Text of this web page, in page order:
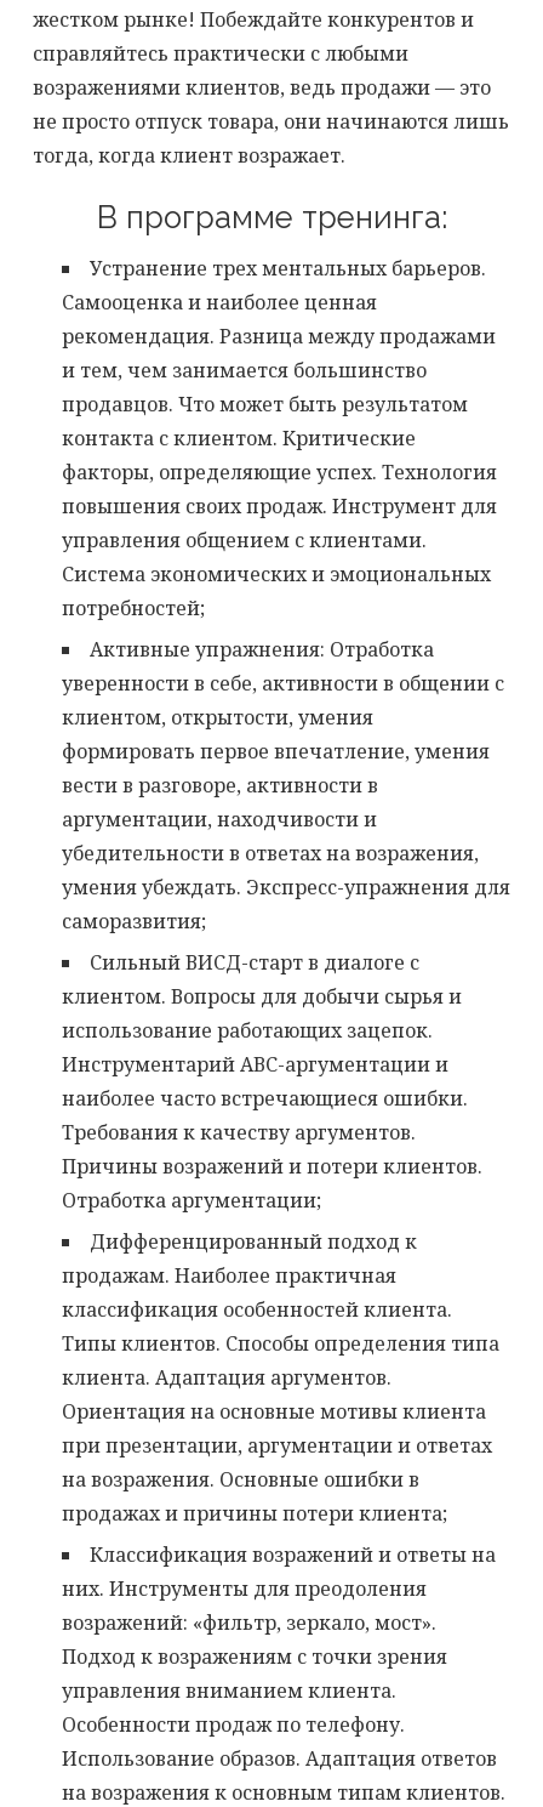
жестком рынке! Побеждайте конкурентов и
справляйтесь практически с любыми
возражениями клиентов, ведь продажи — это
не просто отпуск товара, они начинаются лишь
тогда, когда клиент возражает.
В программе тренинга:
Устранение трех ментальных барьеров.
Самооценка и наиболее ценная
рекомендация. Разница между продажами
и тем, чем занимается большинство
продавцов. Что может быть результатом
контакта с клиентом. Критические
факторы, определяющие успех. Технология
повышения своих продаж. Инструмент для
управления общением с клиентами.
Система экономических и эмоциональных
потребностей;
Активные упражнения: Отработка
уверенности в себе, активности в общении с
клиентом, открытости, умения
формировать первое впечатление, умения
вести в разговоре, активности в
аргументации, находчивости и
убедительности в ответах на возражения,
умения убеждать. Экспресс-упражнения для
саморазвития;
Сильный ВИСД-старт в диалоге с
клиентом. Вопросы для добычи сырья и
использование работающих зацепок.
Инструментарий АВС-аргументации и
наиболее часто встречающиеся ошибки.
Требования к качеству аргументов.
Причины возражений и потери клиентов.
Отработка аргументации;
Дифференцированный подход к
продажам. Наиболее практичная
классификация особенностей клиента.
Типы клиентов. Способы определения типа
клиента. Адаптация аргументов.
Ориентация на основные мотивы клиента
при презентации, аргументации и ответах
на возражения. Основные ошибки в
продажах и причины потери клиента;
Классификация возражений и ответы на
них. Инструменты для преодоления
возражений: «фильтр, зеркало, мост».
Подход к возражениям с точки зрения
управления вниманием клиента.
Особенности продаж по телефону.
Использование образов. Адаптация ответов
на возражения к основным типам клиентов.